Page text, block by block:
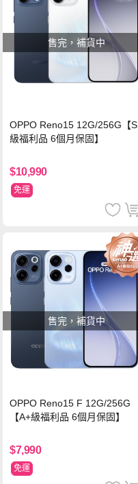
售完，補貨中
OPPO Reno15 12G/256G【S
級福利品 6個月保固】
$10,990
免運
售完，補貨中
OPPO Reno15 F 12G/256G
【A+級福利品 6個月保固】
$7,990
免運